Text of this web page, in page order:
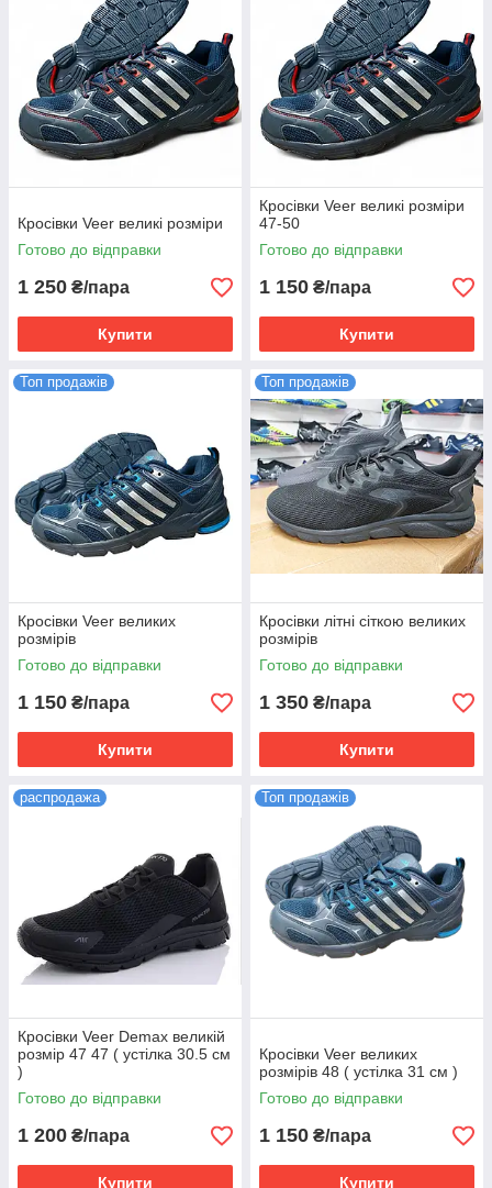
Кросівки Veer великі розміри
Готово до відправки
1 250 ₴/пара
Купити
Кросівки Veer великі розміри
47-50
Готово до відправки
1 150 ₴/пара
Купити
Топ продажів
Кросівки Veer великих
розмірів
Готово до відправки
1 150 ₴/пара
Купити
Топ продажів
Кросівки літні сіткою великих
розмірів
Готово до відправки
1 350 ₴/пара
Купити
распродажа
Кросівки Veer Demax великій
розмір 47 47 ( устілка 30.5 см
)
Готово до відправки
1 200 ₴/пара
Купити
Топ продажів
Кросівки Veer великих
розмірів 48 ( устілка 31 см )
Готово до відправки
1 150 ₴/пара
Купити